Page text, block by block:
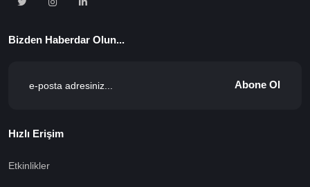
Bizden Haberdar Olun...
Abone Ol
Hızlı Erişim
Etkinlikler